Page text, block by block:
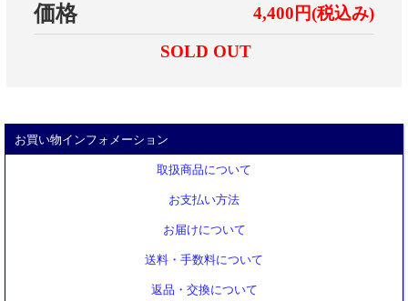
価格
4,400円(税込み)
SOLD OUT
お買い物インフォメーション
取扱商品について
お支払い方法
お届けについて
送料・手数料について
返品・交換について